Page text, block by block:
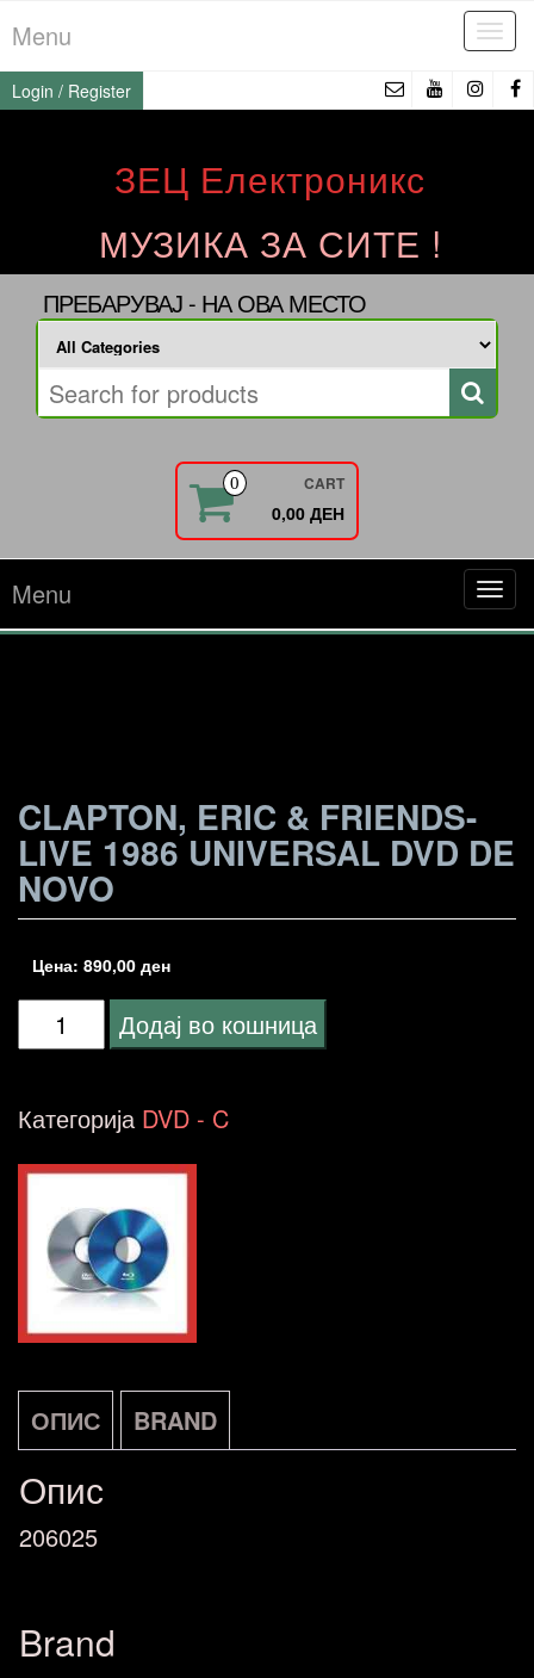
to
the
content
Menu
Login / Register
ЗЕЦ Електроникс
МУЗИКА ЗА СИТЕ !
ПРЕБАРУВАЈ - НА ОВА МЕСТО
0 CART
0,00 ДЕН
Menu
CLAPTON, ERIC & FRIENDS-
LIVE 1986 UNIVERSAL DVD DE
NOVO
Цена: 890,00 ден
Clapton,
&
1986
Universal
NOVO
количина
Додај во кошница
Категорија DVD - C
ОПИС BRAND
Опис
206025
Brand